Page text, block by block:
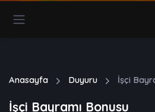
Anasayfa Duyuru İşçi
İşçi Bayramı Bonusu